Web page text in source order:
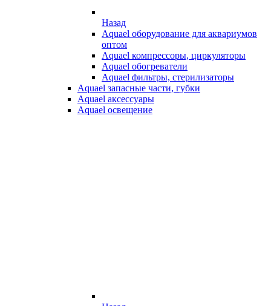
Назад
Aquael оборудование для аквариумов
оптом
Aquael компрессоры, циркуляторы
Aquael обогреватели
Aquael фильтры, стерилизаторы
Aquael запасные части, губки
Aquael аксессуары
Aquael освещение